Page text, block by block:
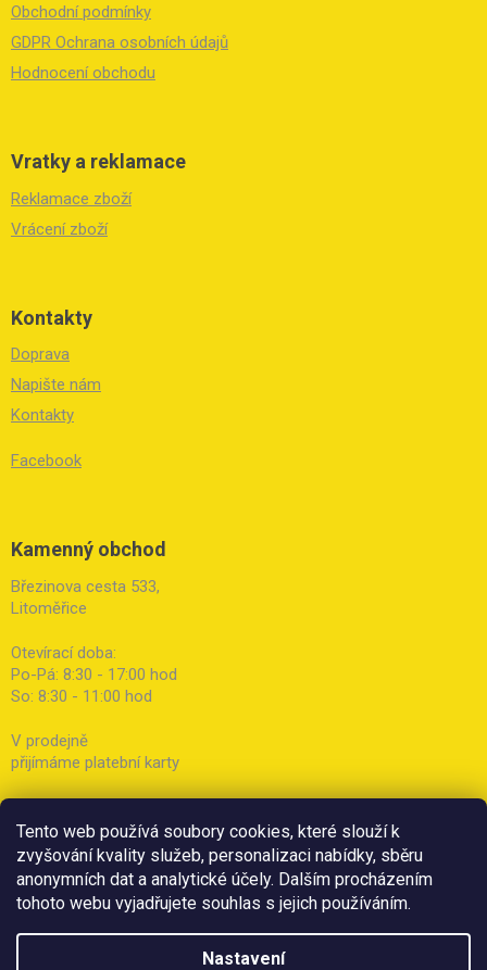
Tento web používá soubory cookies, které slouží k
zvyšování kvality služeb, personalizaci nabídky, sběru
anonymních dat a analytické účely. Dalším procházením
tohoto webu vyjadřujete souhlas s jejich používáním.
Nastavení
Obchodní podmínky
GDPR Ochrana osobních údajů
Hodnocení obchodu
Vratky a reklamace
Reklamace zboží
Vrácení zboží
Kontakty
Doprava
Napište nám
Kontakty
Facebook
Kamenný obchod
Březinova cesta 533,
Litoměřice
Otevírací doba:
Po-Pá: 8:30 - 17:00 hod
So: 8:30 - 11:00 hod
V prodejně
přijímáme platební karty